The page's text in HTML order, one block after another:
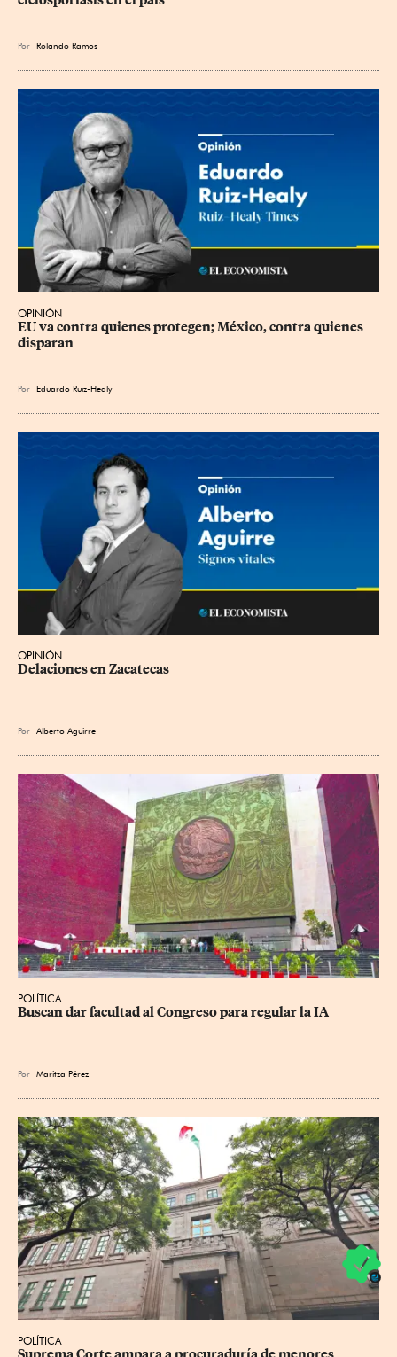
Por Rolando Ramos
OPINIÓN
EU va contra quienes protegen; México, contra quienes
disparan
Por Eduardo Ruiz-Healy
OPINIÓN
Delaciones en Zacatecas
Por Alberto Aguirre
POLÍTICA
Buscan dar facultad al Congreso para regular la IA
Por Maritza Pérez
POLÍTICA